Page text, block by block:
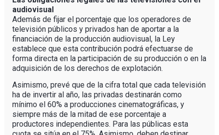
audiovisual
Además de fijar el porcentaje que los operadores de
televisión públicos y privados han de aportar a la
financiación de la producción audiovisual, la Ley
establece que esta contribución podrá efectuarse de
forma directa en la participación de su producción o en la
adquisición de los derechos de explotación.
Asimismo, prevé que de la cifra total que cada televisión
ha de invertir al año, las privadas destinarán como
mínimo el 60% a producciones cinematográficas, y
siempre más de la mitad de ese porcentaje a
productores independientes. Para las públicas esta